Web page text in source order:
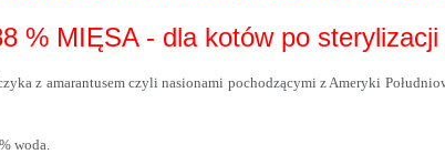
% MIĘSA - dla kotów po sterylizacji
z amarantusem czyli nasionami pochodzącymi z Ameryki
woda.